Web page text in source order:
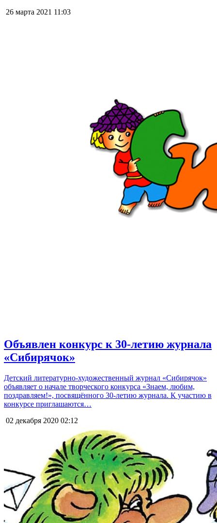
26 марта 2021 11:03
Объявлен конкурс к 30-летию журнала
«Сибирячок»
Детский литературно-художественный журнал «Сибирячок»
объявляет о начале творческого конкурса «Знаем, любим,
поздравляем!», посвящённого 30-летию журнала. К участию в
конкурсе приглашаются…
02 декабря 2020 02:12